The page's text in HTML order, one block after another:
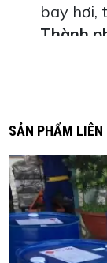
bay hơi,
Thành
n-hexane
Octane
ỨNG
- Sản
dụng để
SẢN PHẨM LIÊN